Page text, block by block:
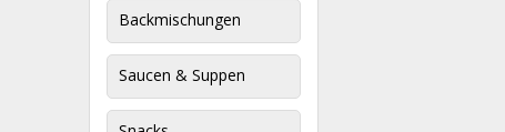
Backmischungen
Saucen & Suppen